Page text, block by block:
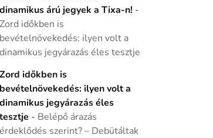
dinamikus árú jegyek a Tixa-n! -
Zord időkben is
bevételnövekedés: ilyen volt a
dinamikus jegyárazás éles tesztje
Zord időkben is
bevételnövekedés: ilyen volt a
dinamikus jegyárazás éles
tesztje - Belépő árazás
érdeklődés szerint? – Debütáltak